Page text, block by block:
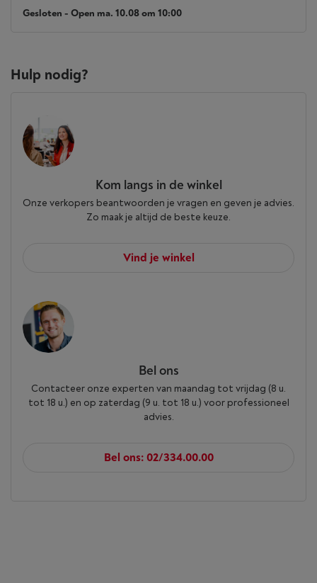
Gesloten - Open ma. 10.08 om 10:00
Hulp nodig?
Kom langs in de winkel
Onze verkopers beantwoorden je vragen en geven je advies.
Zo maak je altijd de beste keuze.
Vind je winkel
Bel ons
Contacteer onze experten van maandag tot vrijdag (8 u.
tot 18 u.) en op zaterdag (9 u. tot 18 u.) voor professioneel
advies.
Bel ons: 02/334.00.00